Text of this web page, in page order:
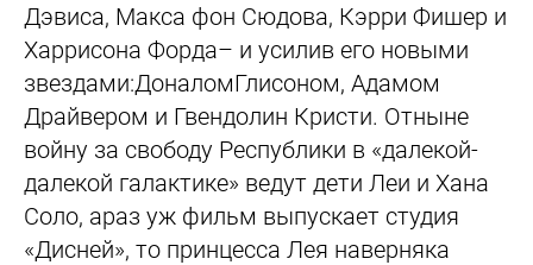
Дэвиса, Макса фон Сюдова, Кэрри Фишер и
Харрисона Форда– и усилив его новыми
звездами:ДоналомГлисоном, Адамом
Драйвером и Гвендолин Кристи. Отныне
войну за свободу Республики в «далекой-
далекой галактике» ведут дети Леи и Хана
Соло, араз уж фильм выпускает студия
«Дисней», то принцесса Лея наверняка